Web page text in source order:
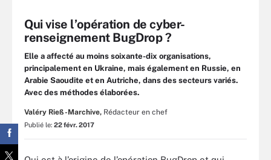
Qui vise l’opération de cyber-
renseignement BugDrop ?
Elle a affecté au moins soixante-dix organisations,
principalement en Ukraine, mais également en Russie, en
Arabie Saoudite et en Autriche, dans des secteurs variés.
Avec des méthodes élaborées.
Valéry Rieß-Marchive, Rédacteur en chef
Publié le: 22 févr. 2017